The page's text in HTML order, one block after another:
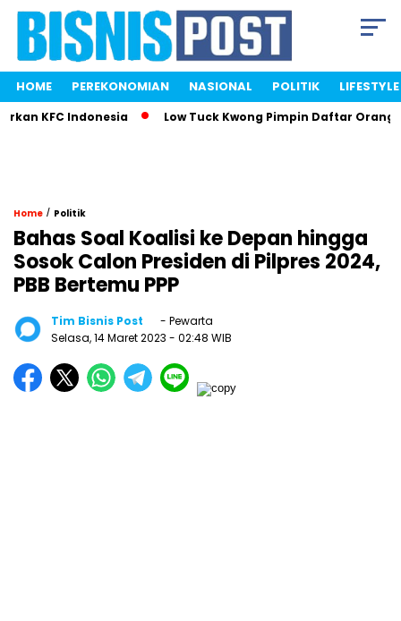
HOME PEREKONOMIAN NASIONAL POLITIK LIFESTYLE
KFC Indonesia Low Tuck Kwong Pimpin Daftar Orang
Home / Politik
Bahas Soal Koalisi ke Depan hingga
Sosok Calon Presiden di Pilpres 2024,
PBB Bertemu PPP
Tim Bisnis Post
- Pewarta
Selasa, 14 Maret 2023 - 02:48 WIB